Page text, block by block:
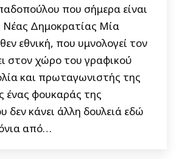
που σήμερα είναι
Νέας Δημοκρατίας Μία
εθνική, που υμνολογεί τον
στον χώρο του γραφικού
και πρωταγωνιστής της
ένας φουκαράς της
δεν κάνει άλλη δουλειά εδώ
από…